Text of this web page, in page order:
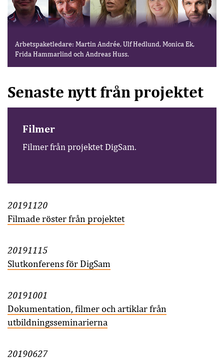
Arbetspaketledare: Martin Andrée, Ulf Hedlund, Monica Ek,
Frida Hammarlind och Andreas Huss.
Senaste nytt från projektet
Filmer
Filmer från projektet DigSam.
20191120
Filmade röster från projektet
20191115
Slutkonferens för DigSam
20191001
Dokumentation, filmer och artiklar från
utbildningsseminarierna
20190627